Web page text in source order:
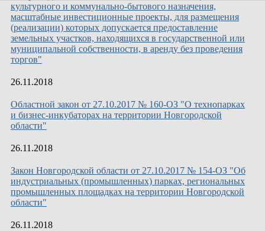
культурного и коммунально-бытового назначения,
масштабные инвестиционные проекты, для размещения
(реализации) которых допускается предоставление
земельных участков, находящихся в государственной или
муниципальной собственности, в аренду без проведения
торгов"
26.11.2018
Областной закон от 27.10.2017 № 160-ОЗ "О технопарках
и бизнес-инкубаторах на территории Новгородской
области"
26.11.2018
Закон Новгородской области от 27.10.2017 № 154-ОЗ "Об
индустриальных (промышленных) парках, региональных
промышленных площадках на территории Новгородской
области"
26.11.2018